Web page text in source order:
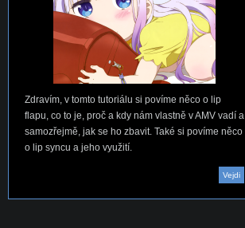
Zdravím, v tomto tutoriálu si povíme něco o lip
flapu, co to je, proč a kdy nám vlastně v AMV vadí a
samozřejmě, jak se ho zbavit. Také si povíme něco
o lip syncu a jeho využití.
Vejdi